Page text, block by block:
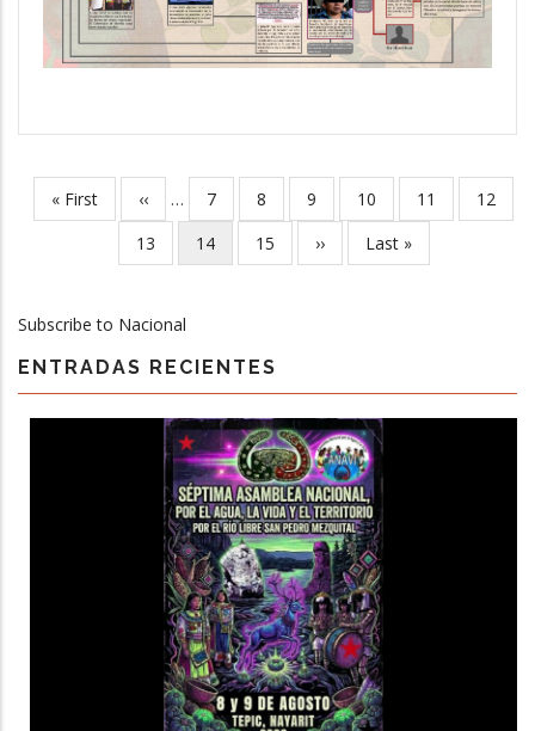
Pagination
First
page
« First
Previous
page
‹‹ … Page
7 Page
8 Page
9 Page
10 Page
11 Page
12
Page
13
Current
page
14 Page
15
Next
page
››
Last
page
Last »
Subscribe to Nacional
ENTRADAS RECIENTES